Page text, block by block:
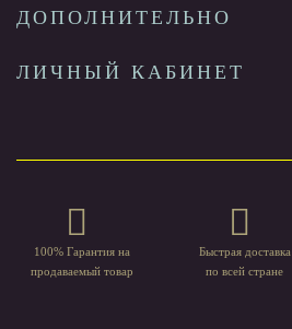
ДОПОЛНИТЕЛЬНО
ЛИЧНЫЙ КАБИНЕТ
100% Гарантия на
продаваемый товар
Быстрая доставка
по всей стране